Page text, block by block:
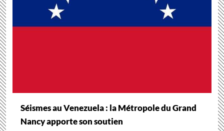
Séismes au Venezuela : la Métropole du Grand
Nancy apporte son soutien